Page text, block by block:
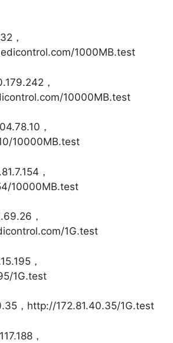
，
1000MB.test
，
10000MB.test
，
10000MB.test
，
10000MB.test
，
1G.test
，
1G.test
，http://172.81.40.35/1G.test
，